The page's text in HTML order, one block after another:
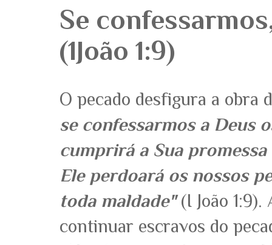
Se
(1João 1:9)
O pecado desfigura a obra
se confessarmos a Deus
cumprirá a Sua
Ele perdoará os nossos
toda maldade"(I João
continuar escravos do